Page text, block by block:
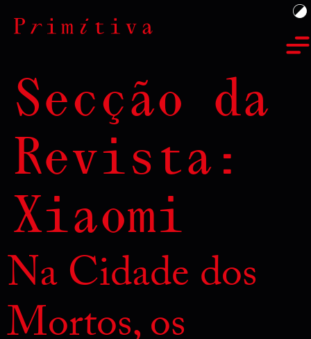
Secção da
Revista:
Xiaomi
Na Cidade dos